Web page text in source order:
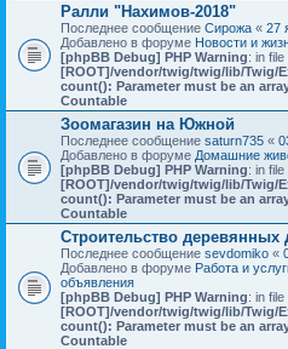
Ралли "Нахимов-2018"
Последнее сообщение Сирожа « 27
Добавлено в форуме Новости и
[phpBB Debug] PHP Warning: in file
[ROOT]/vendor/twig/twig/lib/Twig/
count(): Parameter must be an
Countable
Зоомагазин на Южной
Последнее сообщение saturn735 «
Добавлено в форуме Домашние
[phpBB Debug] PHP Warning: in file
[ROOT]/vendor/twig/twig/lib/Twig/
count(): Parameter must be an
Countable
Строительство деревянных
Последнее сообщение sevdomiko «
Добавлено в форуме Работа и
объявления
[phpBB Debug] PHP Warning: in file
[ROOT]/vendor/twig/twig/lib/Twig/
count(): Parameter must be an
Countable